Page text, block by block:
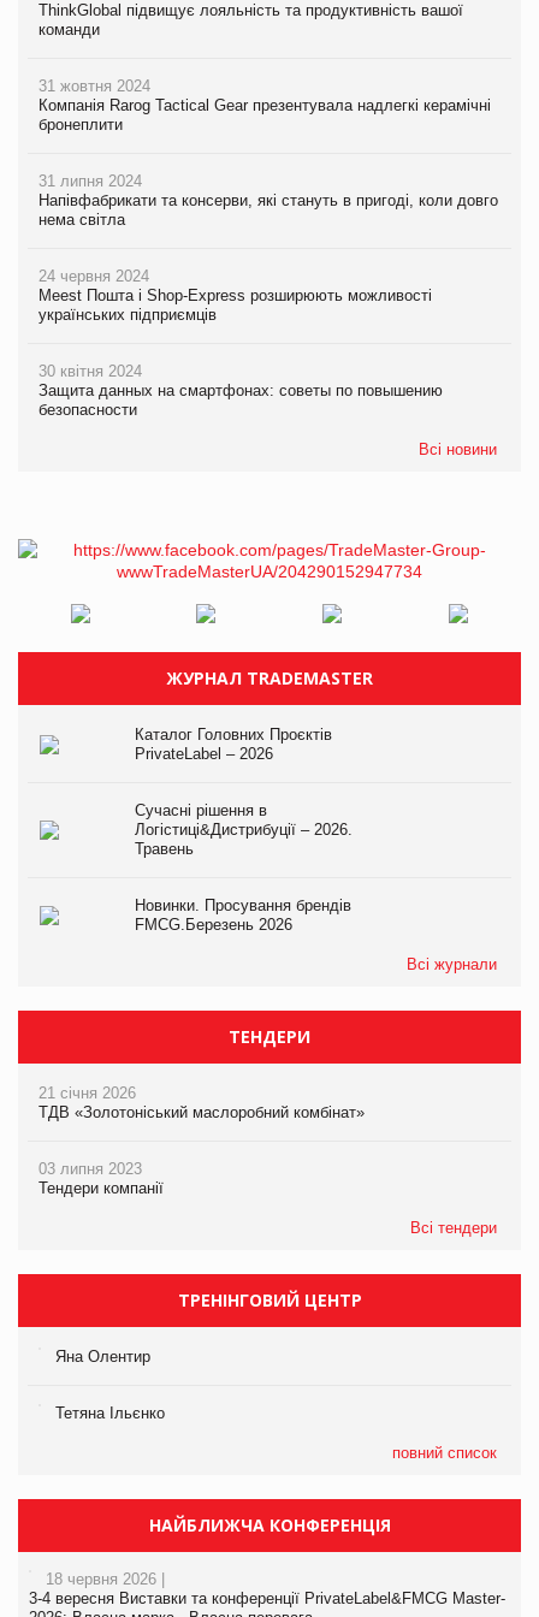
ThinkGlobal підвищує лояльність та продуктивність вашої
команди
31 жовтня 2024
Компанія Rarog Tactical Gear презентувала надлегкі керамічні
бронеплити
31 липня 2024
Напівфабрикати та консерви, які стануть в пригоді, коли довго
нема світла
24 червня 2024
Meest Пошта і Shop-Express розширюють можливості
українських підприємців
30 квітня 2024
Защита данных на смартфонах: советы по повышению
безопасности
Всі новини
ЖУРНАЛ TRADEMASTER
Каталог Головних Проєктів
PrivateLabel – 2026
Сучасні рішення в
Логістиці&Дистрибуції – 2026.
Травень
Новинки. Просування брендів
FMCG.Березень 2026
Всі журнали
ТЕНДЕРИ
21 січня 2026
ТДВ «Золотоніський маслоробний комбінат»
03 липня 2023
Тендери компанії
Всі тендери
ТРЕНІНГОВИЙ ЦЕНТР
Яна Олентир
Тетяна Ільєнко
повний список
НАЙБЛИЖЧА КОНФЕРЕНЦІЯ
18 червня 2026 |
3-4 вересня Виставки та конференції PrivateLabel&FMCG Master-